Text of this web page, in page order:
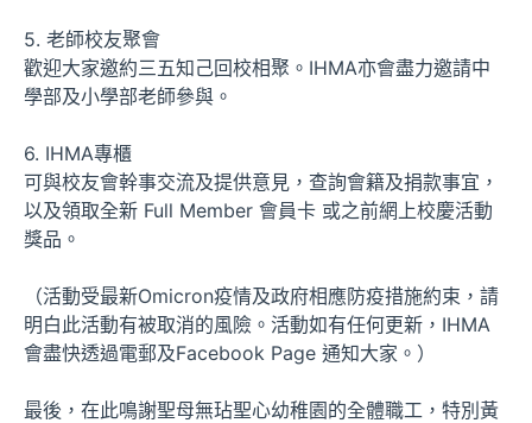
5. 老師校友聚會
歡迎大家邀約三五知己回校相聚。IHMA亦會盡力邀請中
學部及小學部老師參與。
6. IHMA專櫃
可與校友會幹事交流及提供意見，查詢會籍及捐款事宜，
以及領取全新 Full Member 會員卡 或之前網上校慶活動
獎品。
（活動受最新Omicron疫情及政府相應防疫措施約束，請
明白此活動有被取消的風險。活動如有任何更新，IHMA
會盡快透過電郵及Facebook Page 通知大家。）
最後，在此鳴謝聖母無玷聖心幼稚園的全體職工，特別黃